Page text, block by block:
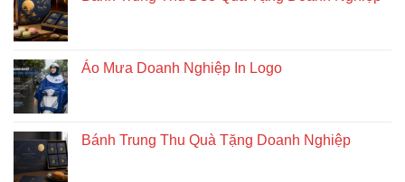
Áo Mưa Doanh Nghiệp In Logo
Bánh Trung Thu Quà Tặng Doanh Nghiệp